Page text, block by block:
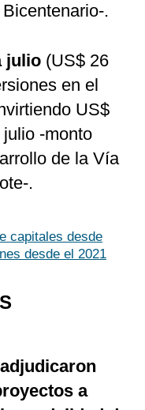
.
julio (US$ 26
en el
US$
-monto
de la Vía
.
capitales desde
desde el 2021
a